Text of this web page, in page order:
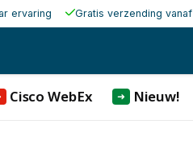
ervaring Gratis verzending vanaf
Cisco WebEx ➜ Nieuw!